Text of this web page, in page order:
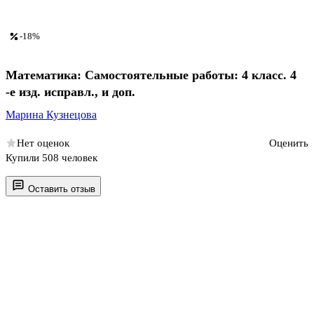
Оставить отзыв
-18%
Математика: Самостоятельные работы: 4 класс. 4
-е изд. исправл., и доп.
Марина Кузнецова
Нет оценок
Оценить
Купили 508 человек